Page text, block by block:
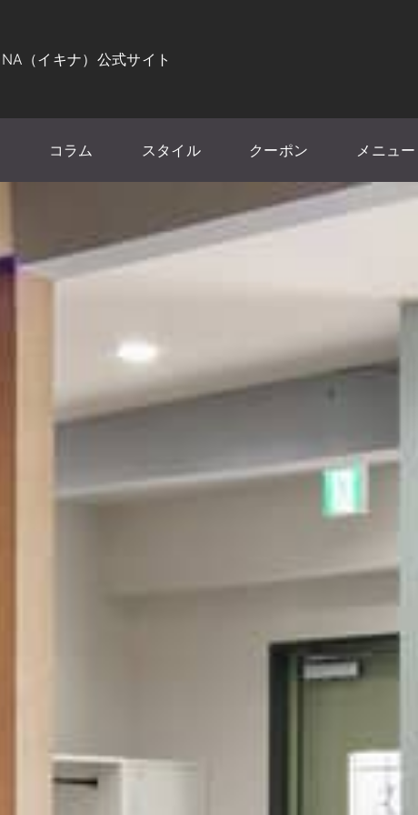
（イキナ）公式サイト
コラム スタイル クーポン メニュー